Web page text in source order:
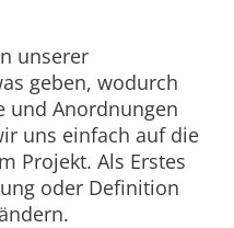
unserer
geben, wodurch
und Anordnungen
uns einfach auf die
Projekt. Als Erstes
oder Definition